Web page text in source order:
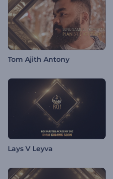
Tom Ajith Antony
Lays V Leyva